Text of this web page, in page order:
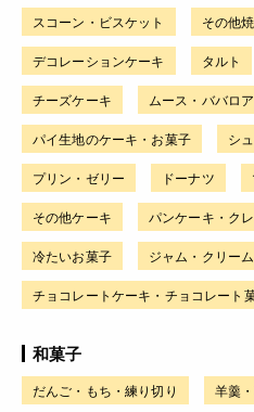
スコーン・ビスケット その他
デコレーションケーキ タルト
チーズケーキ ムース・ババロア
パイ生地のケーキ・お菓子 シ
プリン・ゼリー ドーナツ
その他ケーキ パンケーキ・ク
冷たいお菓子 ジャム・クリー
チョコレートケーキ・チョコレート
和菓子
だんご・もち・練り切り 羊羹